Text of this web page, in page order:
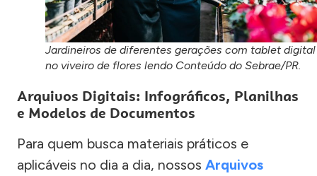
Jardineiros de diferentes gerações com tablet digital
no viveiro de flores lendo Conteúdo do Sebrae/PR.
Arquivos Digitais: Infográficos, Planilhas
e Modelos de Documentos
Para quem busca materiais práticos e
aplicáveis no dia a dia, nossos Arquivos